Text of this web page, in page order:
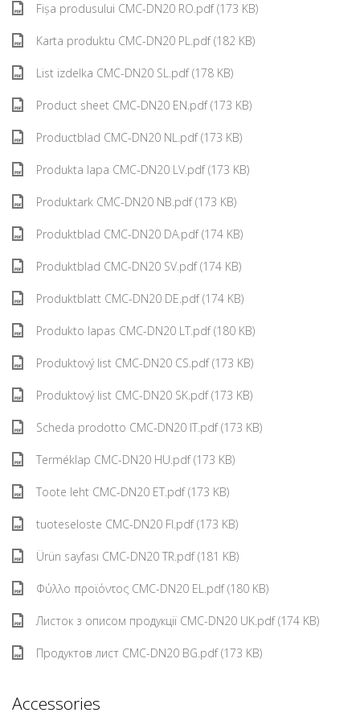
Fișa produsului CMC-DN20 RO.pdf (173 KB)
Karta produktu CMC-DN20 PL.pdf (182 KB)
List izdelka CMC-DN20 SL.pdf (178 KB)
Product sheet CMC-DN20 EN.pdf (173 KB)
Productblad CMC-DN20 NL.pdf (173 KB)
Produkta lapa CMC-DN20 LV.pdf (173 KB)
Produktark CMC-DN20 NB.pdf (173 KB)
Produktblad CMC-DN20 DA.pdf (174 KB)
Produktblad CMC-DN20 SV.pdf (174 KB)
Produktblatt CMC-DN20 DE.pdf (174 KB)
Produkto lapas CMC-DN20 LT.pdf (180 KB)
Produktový list CMC-DN20 CS.pdf (173 KB)
Produktový list CMC-DN20 SK.pdf (173 KB)
Scheda prodotto CMC-DN20 IT.pdf (173 KB)
Terméklap CMC-DN20 HU.pdf (173 KB)
Toote leht CMC-DN20 ET.pdf (173 KB)
tuoteseloste CMC-DN20 FI.pdf (173 KB)
Ürün sayfası CMC-DN20 TR.pdf (181 KB)
Φύλλο προϊόντος CMC-DN20 EL.pdf (180 KB)
Листок з описом продукції CMC-DN20 UK.pdf (174 KB)
Продуктов лист CMC-DN20 BG.pdf (173 KB)
Accessories